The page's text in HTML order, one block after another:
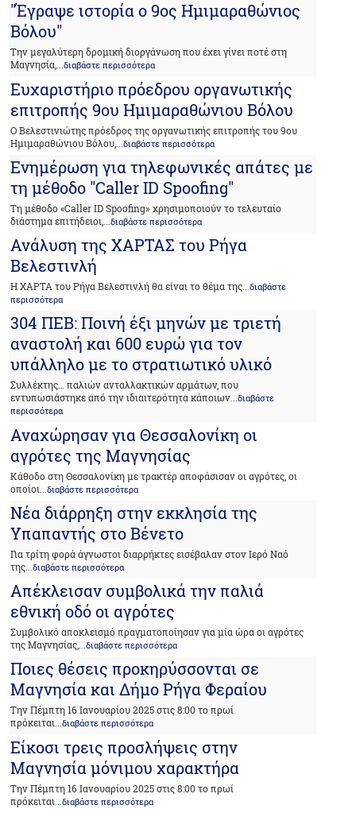
"Έγραψε ιστορία ο 9ος Ημιμαραθώνιος
Βόλου"
Την μεγαλύτερη δρομική διοργάνωση που έχει γίνει ποτέ στη
Μαγνησία,...διαβάστε περισσότερα
Ευχαριστήριο πρόεδρου οργανωτικής
επιτροπής 9ου Ημιμαραθώνιου Βόλου
Ο Βελεστινιώτης πρόεδρος της οργανωτικής επιτροπής του 9ου
Ημιμαραθώνιου Βόλου,
...διαβάστε περισσότερα
Ενημέρωση για τηλεφωνικές απάτες με
τη μέθοδο "Caller ID Spoofing"
Τη μέθοδο «Caller ID Spoofing» χρησιμοποιούν το τελευταίο
διάστημα επιτήδειοι, ...διαβάστε περισσότερα
Ανάλυση της ΧΑΡΤΑΣ του Ρήγα
Βελεστινλή
Η ΧΑΡΤΑ του Ρήγα Βελεστινλή θα είναι το θέμα της...διαβάστε
περισσότερα
304 ΠΕΒ: Ποινή έξι μηνών με τριετή
αναστολή και 600 ευρώ για τον
υπάλληλο με το στρατιωτικό υλικό
Συλλέκτης… παλιών ανταλλακτικών αρμάτων, που
εντυπωσιάστηκε από την ιδιαιτερότητα κάποιων...διαβάστε
περισσότερα
Αναχώρησαν για Θεσσαλονίκη οι
αγρότες της Μαγνησίας
Κάθοδο στη Θεσσαλονίκη με τρακτέρ αποφάσισαν οι αγρότες, οι
οποίοι ...διαβάστε περισσότερα
Νέα διάρρηξη στην εκκλησία της
Υπαπαντής στο Βένετο
Για τρίτη φορά άγνωστοι διαρρήκτες εισέβαλαν στον Ιερό Ναό
της...διαβάστε περισσότερα
Απέκλεισαν συμβολικά την παλιά
εθνική οδό οι αγρότες
Συμβολικό αποκλεισμό πραγματοποίησαν για μία ώρα οι αγρότες
της Μαγνησίας,...διαβάστε περισσότερα
Ποιες θέσεις προκηρύσσονται σε
Μαγνησία και Δήμο Ρήγα Φεραίου
Την Πέμπτη 16 Ιανουαρίου 2025 στις 8:00 το πρωί
πρόκειται...διαβάστε περισσότερα
Είκοσι τρεις προσλήψεις στην
Μαγνησία μόνιμου χαρακτήρα
Την Πέμπτη 16 Ιανουαρίου 2025 στις 8:00 το πρωί
πρόκειται ...διαβάστε περισσότερα